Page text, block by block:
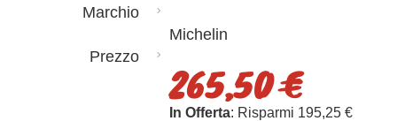
Marchio
Michelin
Prezzo
265,50 €
In Offerta: Risparmi 195,25 €